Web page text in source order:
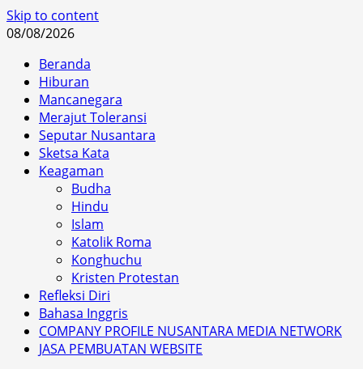
Skip to content
08/08/2026
Beranda
Hiburan
Mancanegara
Merajut Toleransi
Seputar Nusantara
Sketsa Kata
Keagaman
Budha
Hindu
Islam
Katolik Roma
Konghuchu
Kristen Protestan
Refleksi Diri
Bahasa Inggris
COMPANY PROFILE NUSANTARA MEDIA NETWORK
JASA PEMBUATAN WEBSITE